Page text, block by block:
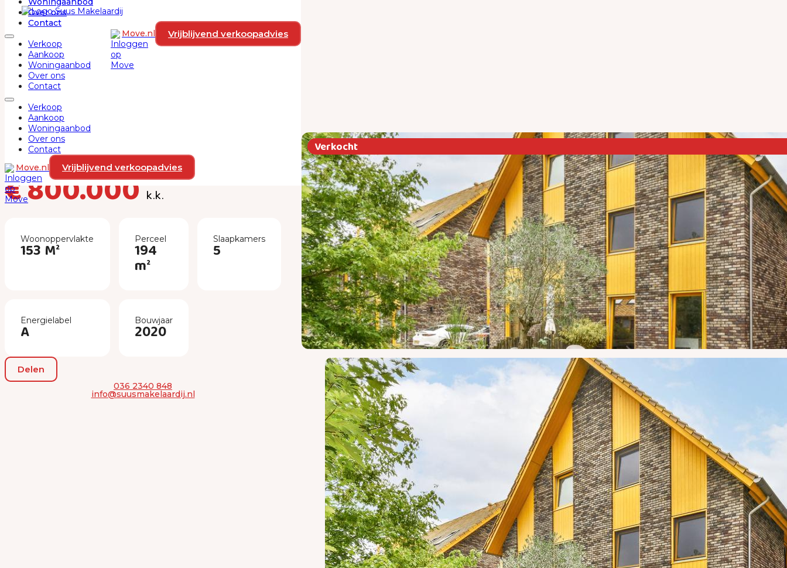
Ga naar hoofdinhoud Ga naar voettekst
Over ons
Contact
Verkoop
Aankoop
Woningaanbod
Over ons
Contact
Move.nl Vrijblijvend verkoopadvies
Verkoop
Aankoop
Woningaanbod
Over ons
Contact
Move.nl
Vrijblijvend verkoopadvies
Noorderduinstraat 211
1361 DB, ALMERE
€ 800.000k.k.
Woonoppervlakte
153 M²
Perceel
194
m²
Slaapkamers
5
Energielabel
A
Bouwjaar
2020
Delen
036 2340 848
info@suusmakelaardij.nl
Verkocht